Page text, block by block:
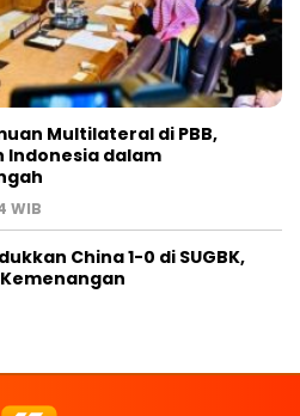
Multilateral di PBB,
Indonesia dalam
WIB
China 1-0 di SUGBK,